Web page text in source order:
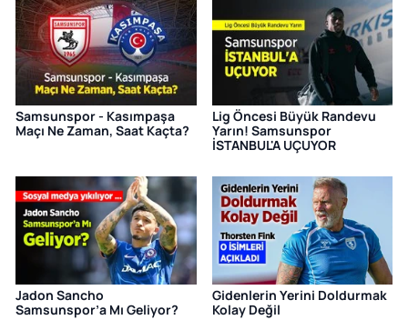
Samsunspor - Kasımpaşa
Maçı Ne Zaman, Saat Kaçta?
Lig Öncesi Büyük Randevu
Yarın! Samsunspor
İSTANBUL'A UÇUYOR
Jadon Sancho
Samsunspor’a Mı Geliyor?
Gidenlerin Yerini Doldurmak
Kolay Değil